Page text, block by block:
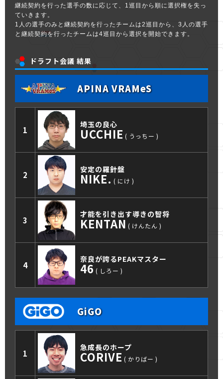
継続契約を行った選手の数に応じて、1巡目から順に選択権を失っ
ていきます。
1人の選手のみと継続契約を行ったチームは2巡目から、3人の選手
と継続契約を行ったチームは4巡目から選択を開始できます。
ドラフト会議 結果
APINA VRAMeS
1
埼玉の良心
UCCHIE うっちー
2
安定の羅針盤
NIKE. にけ
3
才能を引き出す導きの智将
KENTAN けんたん
4
奈良が誇るPEAKマスター
46 しろー
GiGO
1
急成長のホープ
CORIVE かりばー